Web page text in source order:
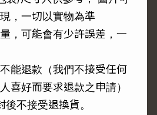
，一切以實物為準
，可能會有少許誤差，一
能退款（我們不接受任何
喜好而要求退款之申請）
後不接受退換貨。